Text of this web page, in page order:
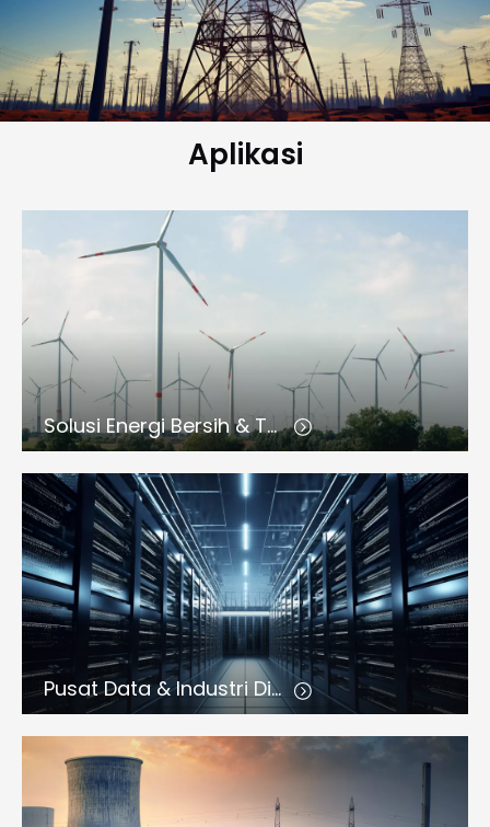
Aplikasi
Solusi Energi Bersih & Terbarukan
Pusat Data & Industri Digital